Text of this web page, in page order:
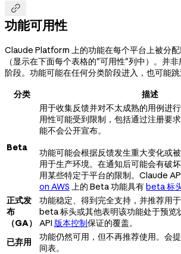

功能可用性
Claude Platform 上的功能在每个平台上被分
（显示在下面每个表格的"可用性"列中）。并
阶段。功能可能在任何分类阶段进入，也可能跳
分类
描述
Beta
用于收集反馈并对不太成熟的用例进
用性可能受到限制，包括通过注册要
能不会公开宣布。
功能可能会根据反馈发生重大变化或
用于生产环境。在通知后可能会有破
用某些特定于平台的限制。Claude
on AWS 上的 Beta 功能具有beta 标
正式发
布
（GA）
功能稳定、得到完全支持，并推荐用
beta 标头或其他表明该功能处于预览
API 版本控制保证的覆盖。
已弃用
功能仍然可用，但不再推荐使用。会
间表。